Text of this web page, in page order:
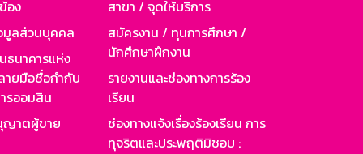
อง
มูลส่วนบุคคล
นาคารแห่ง
ายมือชื่อกำกับ
รออมสิน
ญาตผู้ขาย
สาขา / จุดให้บริการ
สมัครงาน / ทุนการศึกษา /
นักศึกษาฝึกงาน
รายงานและช่องทางการร้อง
เรียน
ช่องทางแจ้งเรื่องร้องเรียน การ
ทุจริตและประพฤติมิชอบ :